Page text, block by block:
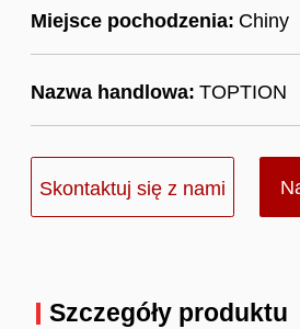
Miejsce pochodzenia: Chiny
Nazwa handlowa: TOPTION
Skontaktuj się z nami
Szczegóły produktu